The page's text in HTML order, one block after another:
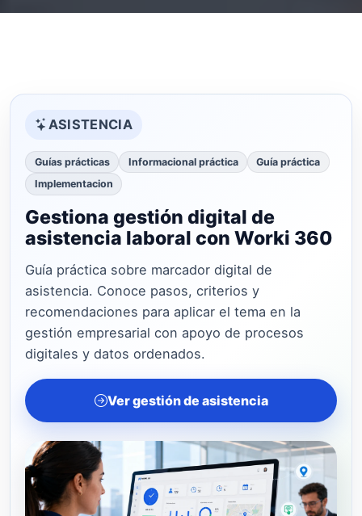
ASISTENCIA
Guías prácticas Informacional práctica
Guía práctica
Implementacion
Gestiona gestión digital de
asistencia laboral con Worki 360
Guía práctica sobre marcador digital de
asistencia. Conoce pasos, criterios y
recomendaciones para aplicar el tema en la
gestión empresarial con apoyo de procesos
digitales y datos ordenados.
Ver gestión de asistencia